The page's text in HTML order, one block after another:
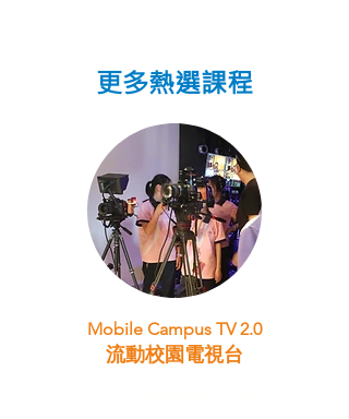
更多熱選課程
Mobile Campus TV 2.0
流動校園電視台